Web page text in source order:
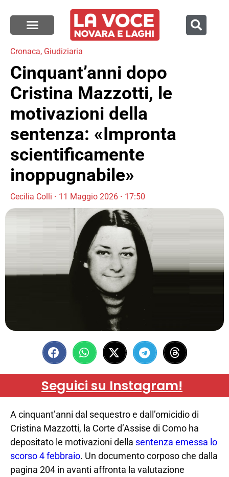
Cronaca, Giudiziaria
Cinquant’anni dopo
Cristina Mazzotti, le
motivazioni della
sentenza: «Impronta
scientificamente
inoppugnabile»
Cecilia Colli 11 Maggio 2026 17:50
Seguici su Instagram!
A cinquant’anni dal sequestro e dall’omicidio di
Cristina Mazzotti, la Corte d’Assise di Como ha
depositato le motivazioni della sentenza emessa lo
scorso 4 febbraio. Un documento corposo che dalla
pagina 204 in avanti affronta la valutazione